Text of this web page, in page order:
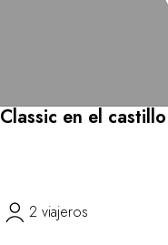
Classic en el castillo
2 viajeros